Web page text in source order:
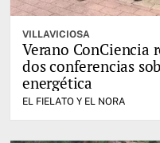
VILLAVICIOSA
Verano ConCiencia
dos conferencias
energética
EL FIELATO Y EL NORA